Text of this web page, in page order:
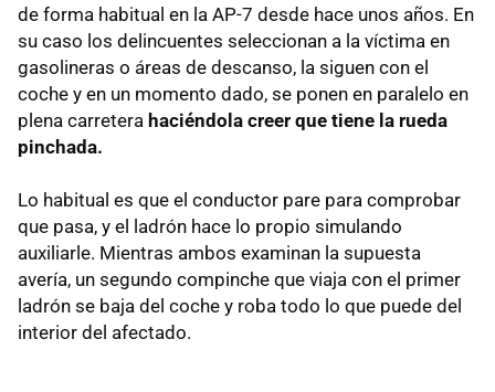
de forma habitual en la AP-7 desde hace unos años. En
su caso los delincuentes seleccionan a la víctima en
gasolineras o áreas de descanso, la siguen con el
coche y en un momento dado, se ponen en paralelo en
plena carretera haciéndola creer que tiene la rueda
pinchada.
Lo habitual es que el conductor pare para comprobar
que pasa, y el ladrón hace lo propio simulando
auxiliarle. Mientras ambos examinan la supuesta
avería, un segundo compinche que viaja con el primer
ladrón se baja del coche y roba todo lo que puede del
interior del afectado.